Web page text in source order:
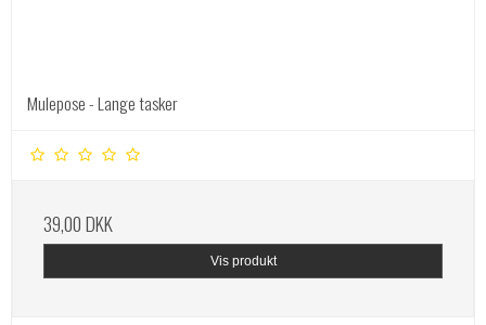
Mulepose - Lange tasker
39,00 DKK
Vis produkt